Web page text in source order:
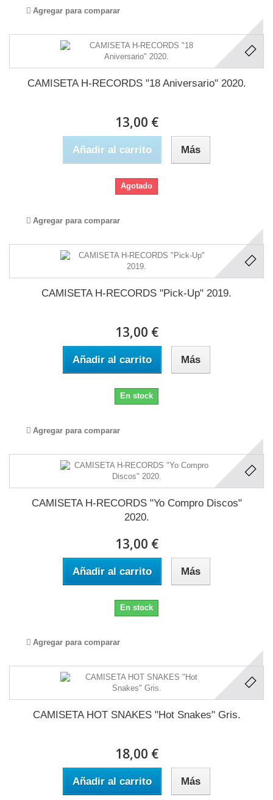
Agregar para comparar
CAMISETA H-RECORDS "18 Aniversario" 2020.
13,00 €
Añadir al carrito Más
Agotado
Agregar para comparar
CAMISETA H-RECORDS "Pick-Up" 2019.
13,00 €
Añadir al carrito Más
En stock
Agregar para comparar
CAMISETA H-RECORDS "Yo Compro Discos"
2020.
13,00 €
Añadir al carrito Más
En stock
Agregar para comparar
CAMISETA HOT SNAKES "Hot Snakes" Gris.
18,00 €
Añadir al carrito Más